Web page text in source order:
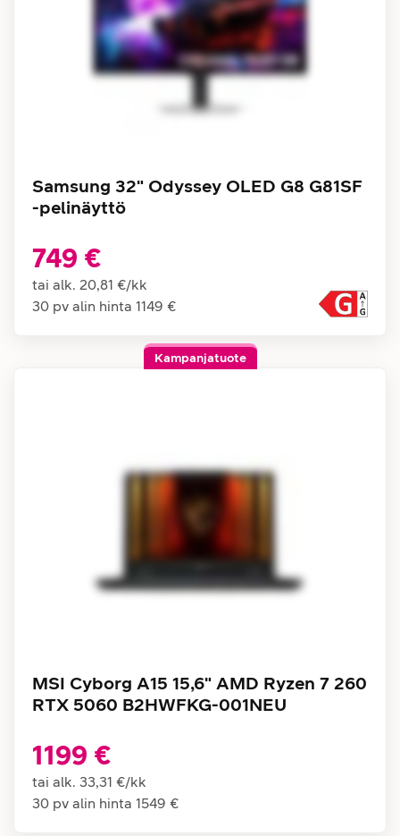
Samsung 32" Odyssey OLED G8 G81SF
-pelinäyttö
749 €
tai alk. 20,81 €/kk
30 pv alin hinta 1149 €
Kampanjatuote
MSI Cyborg A15 15,6" AMD Ryzen 7 260
RTX 5060 B2HWFKG-001NEU
1199 €
tai alk. 33,31 €/kk
30 pv alin hinta 1549 €